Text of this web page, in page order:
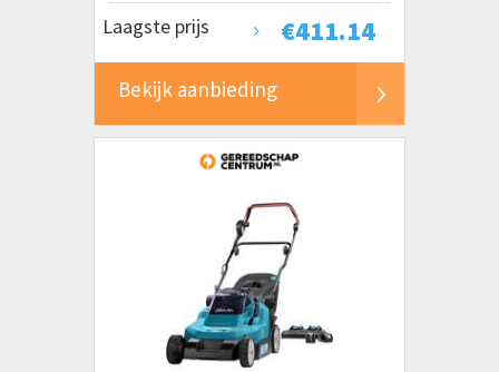
€411.14
Laagste prijs
Bekijk aanbieding